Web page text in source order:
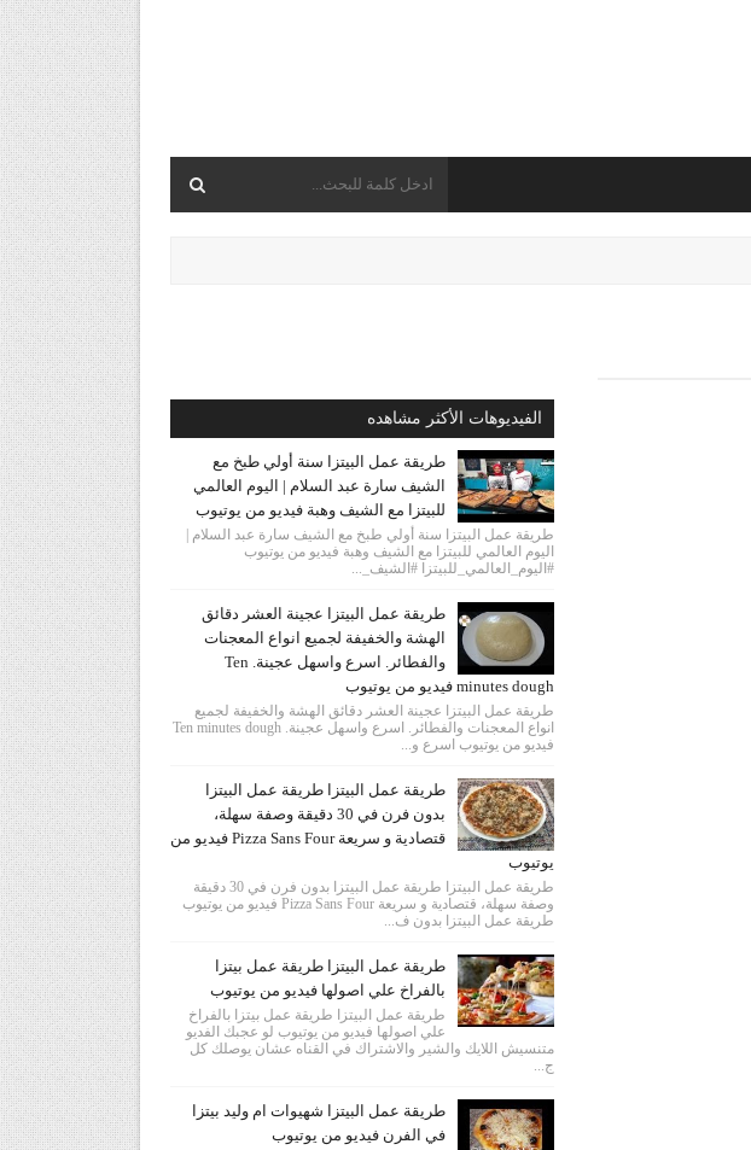
الفيديوهات الأكثر مشاهده
طريقة عمل البيتزا سنة أولي طبخ مع
الشيف سارة عبد السلام | اليوم العالمي
للبيتزا مع الشيف وهبة فيديو من يوتيوب
طريقة عمل البيتزا سنة أولي طبخ مع الشيف سارة عبد السلام |
اليوم العالمي للبيتزا مع الشيف وهبة فيديو من يوتيوب
#اليوم_العالمي_للبيتزا #الشيف_...
طريقة عمل البيتزا عجينة العشر دقائق
الهشة والخفيفة لجميع انواع المعجنات
والفطائر. اسرع واسهل عجينة. Ten
minutes dough فيديو من يوتيوب
طريقة عمل البيتزا عجينة العشر دقائق الهشة والخفيفة لجميع
انواع المعجنات والفطائر. اسرع واسهل عجينة. Ten minutes dough
فيديو من يوتيوب اسرع و...
طريقة عمل البيتزا طريقة عمل البيتزا
بدون فرن في 30 دقيقة وصفة سهلة،
قتصادية و سريعة Pizza Sans Four فيديو من
يوتيوب
طريقة عمل البيتزا طريقة عمل البيتزا بدون فرن في 30 دقيقة
وصفة سهلة، قتصادية و سريعة Pizza Sans Four فيديو من يوتيوب
طريقة عمل البيتزا بدون ف...
طريقة عمل البيتزا طريقة عمل بيتزا
بالفراخ علي اصولها فيديو من يوتيوب
طريقة عمل البيتزا طريقة عمل بيتزا بالفراخ
علي اصولها فيديو من يوتيوب لو عجبك الفديو
متنسيش اللايك والشير والاشتراك في القناه عشان يوصلك كل
ج...
طريقة عمل البيتزا شهيوات ام وليد بيتزا
في الفرن فيديو من يوتيوب